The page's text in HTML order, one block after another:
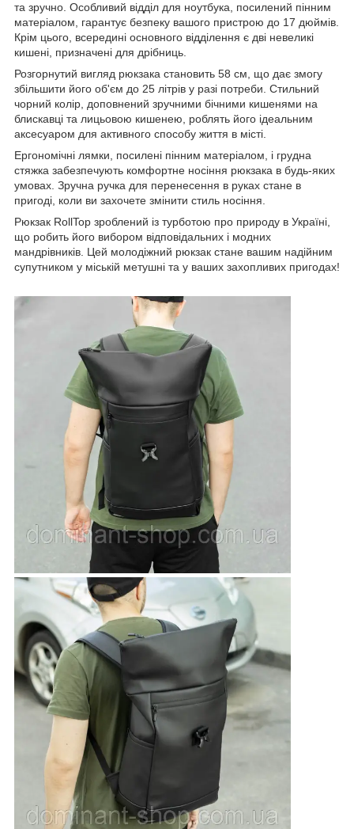
та зручно. Особливий відділ для ноутбука, посилений пінним
матеріалом, гарантує безпеку вашого пристрою до 17 дюймів.
Крім цього, всередині основного відділення є дві невеликі
кишені, призначені для дрібниць.
Розгорнутий вигляд рюкзака становить 58 см, що дає змогу
збільшити його об'єм до 25 літрів у разі потреби. Стильний
чорний колір, доповнений зручними бічними кишенями на
блискавці та лицьовою кишенею, роблять його ідеальним
аксесуаром для активного способу життя в місті.
Ергономічні лямки, посилені пінним матеріалом, і грудна
стяжка забезпечують комфортне носіння рюкзака в будь-яких
умовах. Зручна ручка для перенесення в руках стане в
пригоді, коли ви захочете змінити стиль носіння.
Рюкзак RollTop зроблений із турботою про природу в Україні,
що робить його вибором відповідальних і модних
мандрівників. Цей молодіжний рюкзак стане вашим надійним
супутником у міській метушні та у ваших захопливих пригодах!